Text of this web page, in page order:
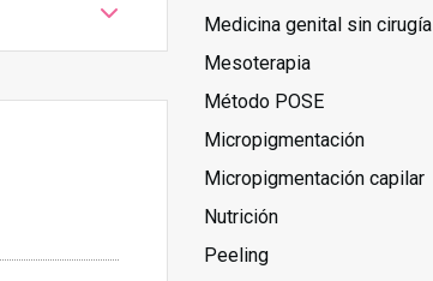
Medicina genital sin cirugía
Mesoterapia
Método POSE
Micropigmentación
Micropigmentación capilar
Nutrición
Peeling